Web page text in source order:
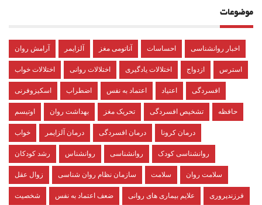
موضوعات
آرامش روان آلزایمر آناتومی مغز احساسات اخبار روانشناسی
اختلالات خواب اختلالات روانی اختلالات یادگیری ازدواج استرس
اسکیزوفرنی اضطراب اعتماد به نفس اعتیاد افسردگی
اوتیسم بهداشت روان تحریک مغز تشخیص افسردگی حافظه
خواب درمان آلزایمر درمان افسردگی درمان کرونا
رشد کودکان روانشناس روانشناسی روانشناسی کودک
زوال عقل سازمان نظام روان شناسی سلامت سلامت روان
شخصیت ضعف اعتماد به نفس علایم بیماری های روانی فرزندپروری